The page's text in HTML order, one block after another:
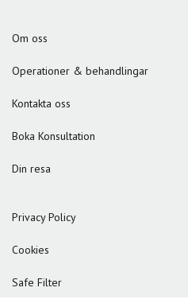
Om oss
Operationer & behandlingar
Kontakta oss
Boka Konsultation
Din resa
Privacy Policy
Cookies
Safe Filter